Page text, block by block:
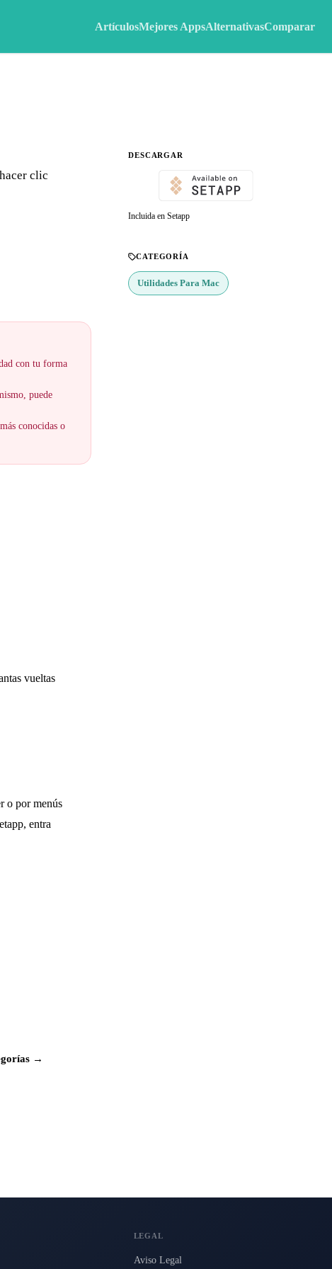
ArtículosMejores AppsAlternativasComparar
clic
con tu forma
puede
conocidas o
vueltas
o por menús
entra
→
DESCARGAR
Incluida en Setapp
CATEGORÍA
Utilidades Para Mac
LEGAL
Aviso Legal